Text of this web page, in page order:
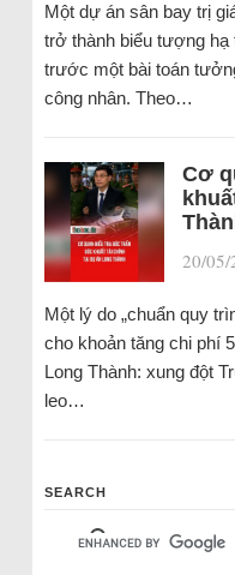
Một dự án sân bay trị
trở thành biểu tượng hạ
trước một bài toán
công nhân. Theo…
Cơ
20/05/
Một lý do „chuẩn quy
cho khoản tăng chi phí
Long Thành: xung đột
leo…
SEARCH